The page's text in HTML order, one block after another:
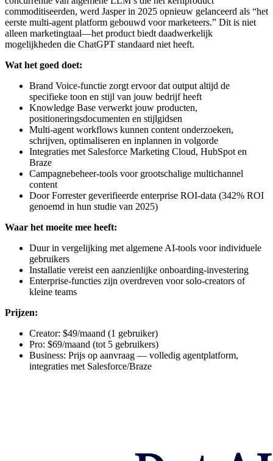
commoditiseerden, werd Jasper in 2025 opnieuw gelanceerd als “het
eerste multi-agent platform gebouwd voor marketeers.” Dit is niet
alleen marketingtaal—het product biedt daadwerkelijk
mogelijkheden die ChatGPT standaard niet heeft.
Wat het goed doet:
Brand Voice-functie zorgt ervoor dat output altijd de
specifieke toon en stijl van jouw bedrijf heeft
Knowledge Base verwerkt jouw producten,
positioneringsdocumenten en stijlgidsen
Multi-agent workflows kunnen content onderzoeken,
schrijven, optimaliseren en inplannen in volgorde
Integraties met Salesforce Marketing Cloud, HubSpot en
Braze
Campagnebeheer-tools voor grootschalige multichannel
content
Door Forrester geverifieerde enterprise ROI-data (342% ROI
genoemd in hun studie van 2025)
Waar het moeite mee heeft:
Duur in vergelijking met algemene AI-tools voor individuele
gebruikers
Installatie vereist een aanzienlijke onboarding-investering
Enterprise-functies zijn overdreven voor solo-creators of
kleine teams
Prijzen:
Creator: $49/maand (1 gebruiker)
Pro: $69/maand (tot 5 gebruikers)
Business: Prijs op aanvraag — volledig agentplatform,
integraties met Salesforce/Braze